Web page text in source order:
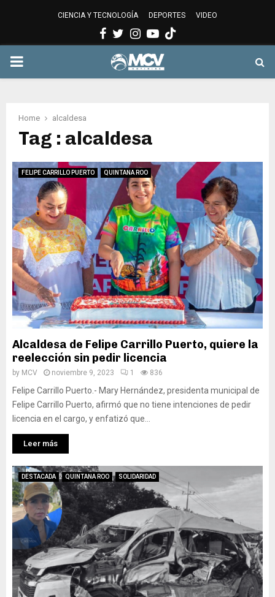
CIENCIA Y TECNOLOGÍA DEPORTES VIDEO
Facebook
Twitter
Instagram
Youtube
PRIMARY
Home alcaldesa
Tag : alcaldesa
FELIPE CARRILLO PUERTO QUINTANA ROO
Alcaldesa de Felipe Carrillo Puerto, quiere la
reelección sin pedir licencia
by MCV noviembre 9, 2023 1 836
Felipe Carrillo Puerto.- Mary Hernández, presidenta municipal de
Felipe Carrillo Puerto, afirmó que no tiene intenciones de pedir
licencia en el cargo, y enfatizó que...
Leer más
DESTACADA QUINTANA ROO SOLIDARIDAD